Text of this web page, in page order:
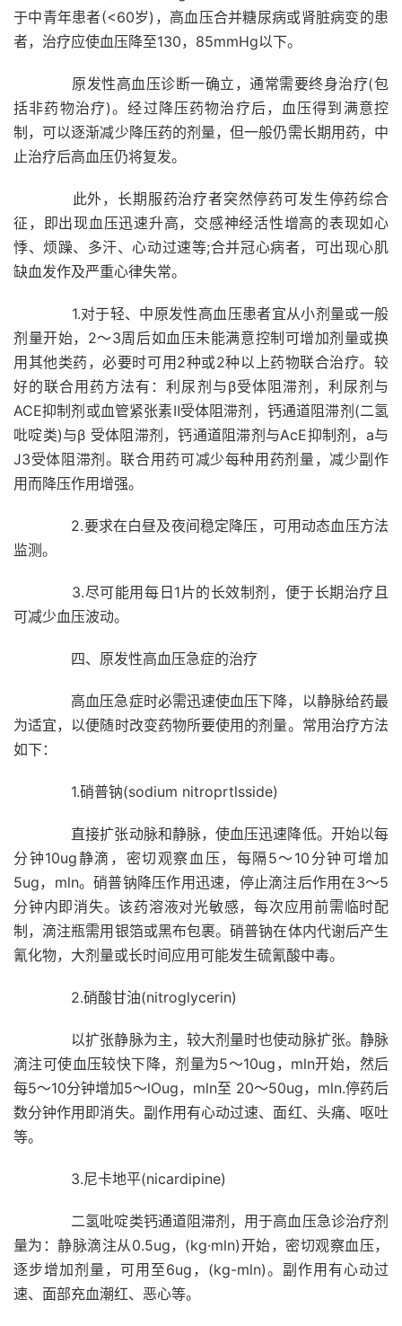
于中青年患者(<60岁)，高血压合并糖尿病或肾脏病变的患
者，治疗应使血压降至130，85mmHg以下。
原发性高血压诊断一确立，通常需要终身治疗(包
括非药物治疗)。经过降压药物治疗后，血压得到满意控
制，可以逐渐减少降压药的剂量，但一般仍需长期用药，中
止治疗后高血压仍将复发。
此外，长期服药治疗者突然停药可发生停药综合
征，即出现血压迅速升高，交感神经活性增高的表现如心
悸、烦躁、多汗、心动过速等;合并冠心病者，可出现心肌
缺血发作及严重心律失常。
1.对于轻、中原发性高血压患者宜从小剂量或一般
剂量开始，2～3周后如血压未能满意控制可增加剂量或换
用其他类药，必要时可用2种或2种以上药物联合治疗。较
好的联合用药方法有：利尿剂与β受体阻滞剂，利尿剂与
ACE抑制剂或血管紧张素Ⅱ受体阻滞剂，钙通道阻滞剂(二氢
吡啶类)与β 受体阻滞剂，钙通道阻滞剂与AcE抑制剂，a与
J3受体阻滞剂。联合用药可减少每种用药剂量，减少副作
用而降压作用增强。
2.要求在白昼及夜间稳定降压，可用动态血压方法
监测。
3.尽可能用每日1片的长效制剂，便于长期治疗且
可减少血压波动。
四、原发性高血压急症的治疗
高血压急症时必需迅速使血压下降，以静脉给药最
为适宜，以便随时改变药物所要使用的剂量。常用治疗方法
如下：
1.硝普钠(sodium nitroprtlsside)
直接扩张动脉和静脉，使血压迅速降低。开始以每
分钟10ug静滴，密切观察血压，每隔5～10分钟可增加
5ug，mln。硝普钠降压作用迅速，停止滴注后作用在3～5
分钟内即消失。该药溶液对光敏感，每次应用前需临时配
制，滴注瓶需用银箔或黑布包裹。硝普钠在体内代谢后产生
氰化物，大剂量或长时间应用可能发生硫氰酸中毒。
2.硝酸甘油(nitroglycerin)
以扩张静脉为主，较大剂量时也使动脉扩张。静脉
滴注可使血压较快下降，剂量为5～10ug，mln开始，然后
每5～10分钟增加5～lOug，mln至 20～50ug，mln.停药后
数分钟作用即消失。副作用有心动过速、面红、头痛、呕吐
等。
3.尼卡地平(nicardipine)
二氢吡啶类钙通道阻滞剂，用于高血压急诊治疗剂
量为：静脉滴注从0.5ug，(kg·mln)开始，密切观察血压，
逐步增加剂量，可用至6ug，(kg-mln)。副作用有心动过
速、面部充血潮红、恶心等。